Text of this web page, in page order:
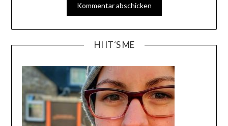
HI IT´S ME